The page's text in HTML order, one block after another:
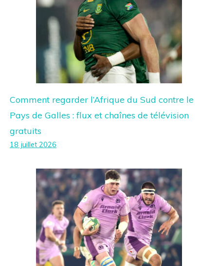
Comment regarder l’Afrique du Sud contre le
Pays de Galles : flux et chaînes de télévision
gratuits
18 juillet 2026